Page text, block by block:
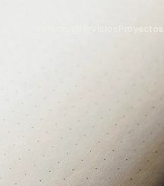
Proyectos